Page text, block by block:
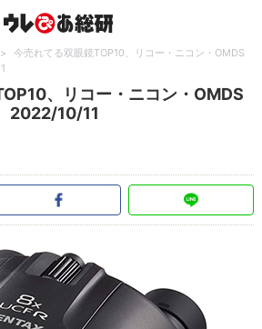
>
今売れてる双眼鏡TOP10、リコー・ニコン・OMDS
、リコー・ニコン・OMDS
2022/10/11